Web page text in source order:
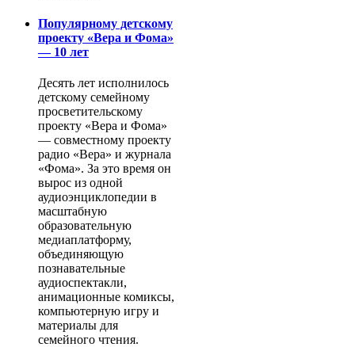
Популярному детскому
проекту «Вера и Фома»
— 10 лет
Десять лет исполнилось
детскому семейному
просветительскому
проекту «Вера и Фома»
— совместному проекту
радио «Вера» и журнала
«Фома». За это время он
вырос из одной
аудиоэнциклопедии в
масштабную
образовательную
медиаплатформу,
объединяющую
познавательные
аудиоспектакли,
анимационные комиксы,
компьютерную игру и
материалы для
семейного чтения.